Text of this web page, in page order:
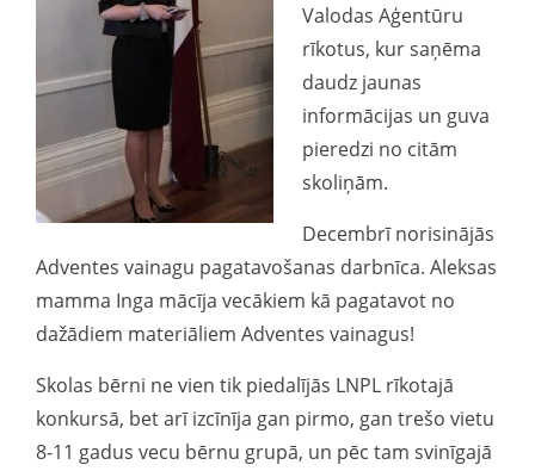
Valodas Aģentūru
rīkotus, kur saņēma
daudz jaunas
informācijas un guva
pieredzi no citām
skoliņām.
Decembrī norisinājās
Adventes vainagu pagatavošanas darbnīca. Aleksas
mamma Inga mācīja vecākiem kā pagatavot no
dažādiem materiāliem Adventes vainagus!
Skolas bērni ne vien tik piedalījās LNPL rīkotajā
konkursā, bet arī izcīnīja gan pirmo, gan trešo vietu
8-11 gadus vecu bērnu grupā, un pēc tam svinīgajā